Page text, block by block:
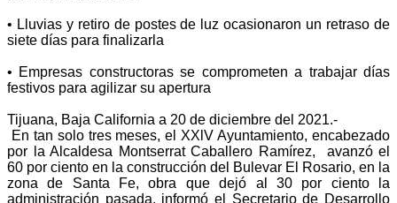
• Lluvias y retiro de postes de luz ocasionaron un retraso de
siete días para finalizarla
• Empresas constructoras se comprometen a trabajar días
festivos para agilizar su apertura
Tijuana, Baja California a 20 de diciembre del 2021.-
En tan solo tres meses, el XXlV Ayuntamiento, encabezado
por la Alcaldesa Montserrat Caballero Ramírez, avanzó el
60 por ciento en la construcción del Bulevar El Rosario, en la
zona de Santa Fe, obra que dejó al 30 por ciento la
administración pasada, informó el Secretario de Desarrollo